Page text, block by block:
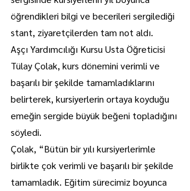
öğrendikleri bilgi ve becerileri sergilediği
stant, ziyaretçilerden tam not aldı.
Aşçı Yardımcılığı Kursu Usta Öğreticisi
Tülay Çolak, kurs dönemini verimli ve
başarılı bir şekilde tamamladıklarını
belirterek, kursiyerlerin ortaya koyduğu
emeğin sergide büyük beğeni topladığını
söyledi.
Çolak, “Bütün bir yılı kursiyerlerimle
birlikte çok verimli ve başarılı bir şekilde
tamamladık. Eğitim sürecimiz boyunca